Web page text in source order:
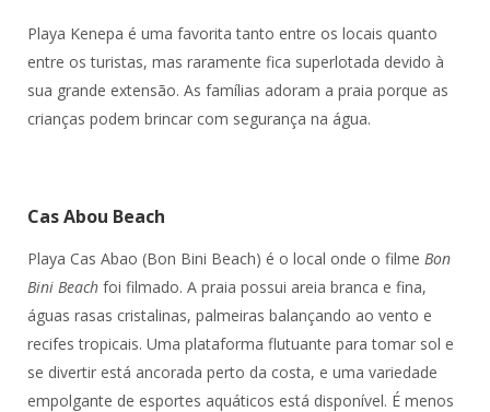
Playa Kenepa é uma favorita tanto entre os locais quanto
entre os turistas, mas raramente fica superlotada devido à
sua grande extensão. As famílias adoram a praia porque as
crianças podem brincar com segurança na água.
Cas Abou Beach
Playa Cas Abao (Bon Bini Beach) é o local onde o filme Bon
Bini Beachfoi filmado. A praia possui areia branca e fina,
águas rasas cristalinas, palmeiras balançando ao vento e
recifes tropicais. Uma plataforma flutuante para tomar sol e
se divertir está ancorada perto da costa, e uma variedade
empolgante de esportes aquáticos está disponível. É menos